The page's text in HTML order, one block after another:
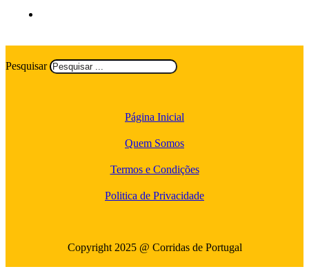
Pesquisar
Página Inicial
Quem Somos
Termos e Condições
Politica de Privacidade
Copyright 2025 @ Corridas de Portugal